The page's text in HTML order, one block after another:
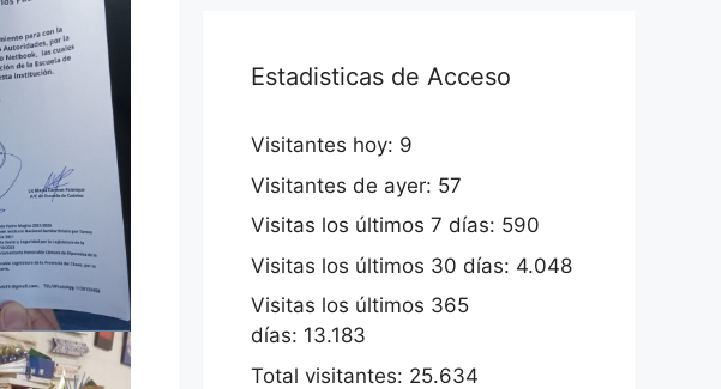
Estadisticas de Acceso
Visitantes hoy: 9
Visitantes de ayer: 57
Visitas los últimos 7 días: 590
Visitas los últimos 30 días: 4.048
Visitas los últimos 365
días: 13.183
Total visitantes: 25.634